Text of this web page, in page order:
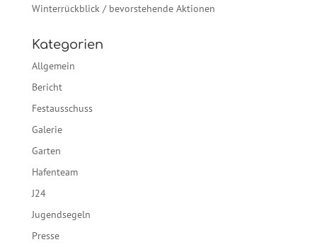
Winterrückblick / bevorstehende Aktionen
Kategorien
Allgemein
Bericht
Festausschuss
Galerie
Garten
Hafenteam
J24
Jugendsegeln
Presse